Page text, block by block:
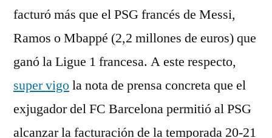
facturó más que el PSG francés de Messi,
Ramos o Mbappé (2,2 millones de euros) que
ganó la Ligue 1 francesa. A este respecto,
super vigola nota de prensa concreta que el
exjugador del FC Barcelona permitió al PSG
alcanzar la facturación de la temporada 20-21